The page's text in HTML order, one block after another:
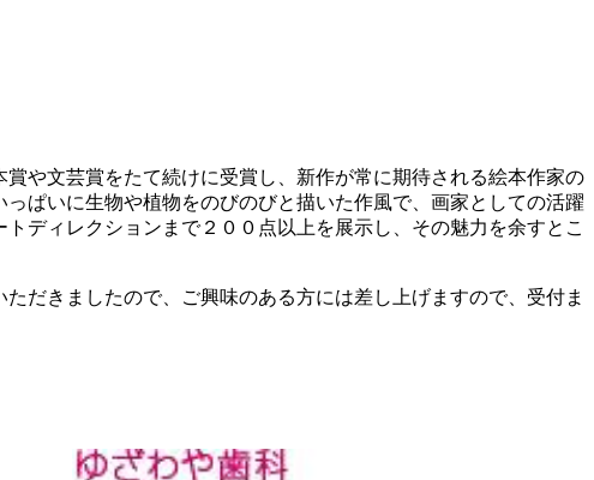
や文芸賞をたて続けに受賞し、新作が常に期待される絵本作家の
ぱいに生物や植物をのびのびと描いた作風で、画家としての活躍
ディレクションまで２００点以上を展示し、その魅力を余すとこ
だきましたので、ご興味のある方には差し上げますので、受付ま